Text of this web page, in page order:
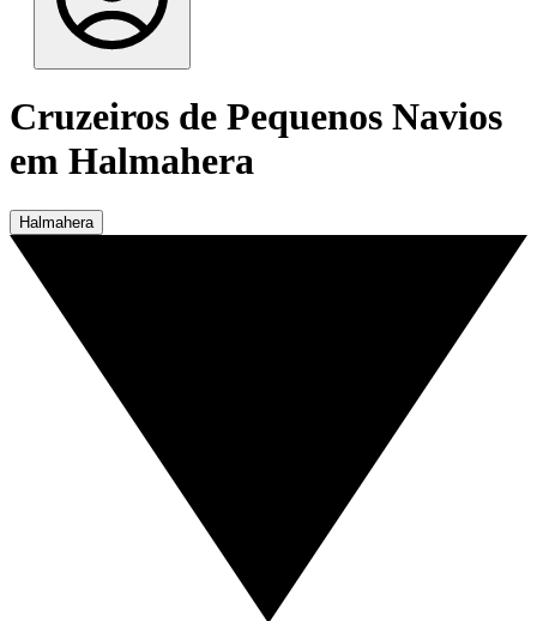
Cruzeiros de Pequenos Navios
em Halmahera
Halmahera